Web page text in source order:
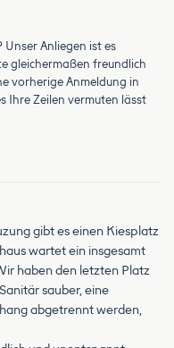
Anliegen ist es
gleichermaßen freundlich
vorherige Anmeldung in
Ihre Zeilen vermuten lässt
gibt es einen Kiesplatz
wartet ein insgesamt
haben den letzten Platz
sauber, eine
abgetrennt werden,